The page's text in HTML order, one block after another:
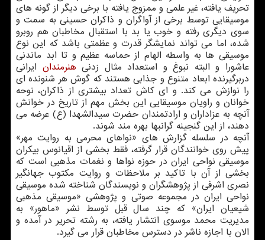
تحریف یافته، غیر علمی و ممزوج یافته با برخی دیگر از گونه های
موسیقایی توسط برخی از آواگران و ذاکران حسینی به سمت و
سوی دیگری رفته و خوب یا بد با استقبال مخاطبان هم روبرو
شده، اما می تواند نمایشگر قدرت و عظمتی باشد که این نوع
موسیقی ها به واسطه الهام از حماسه عظیم و تا ابد ماندنی
عاشورا و البته نبوغ و استعداد مثال زدنی هنرمندان ایرانی
دربرگیرنده ابعاد متنوع و جذابی هستند که گوش هر شنونده ای
را نوازش می کند. و ای کاش تعداد بیشتری از ذاکران، نوحه
خوانان و راویان موسیقایی این بخش مهم از تاریخ در خوانش
آنچه به عزاداران و ارادتمندان حضرت سیدالشهدا (ع) عرضه می
دهند، از این گنجینه گرانبها بهره مند شوند.
آنچه در سلسله گزارش های «نواهای محرمی به روایت مهر»
پیش روی خوانندگان قرار گرفته، فقط بخشی از اقیانوس بیکران
موسیقی نواحی ایران در حوزه نواها و نغمات مذهبی است که
بخشی از آن با تاکید بر ملاحظات و روایت مکتوب جهانگیر
نصری اشرفی از پژوهشگران و نویسندگان شناخته شده موسیقی
نواحی ایران در مجموعه صوتی و پژوهشی «موسیقی مذهبی
شیعیان ایران» که چند سال قبل توسط نشر «ماهور» به
مدیریت محمد موسوی انتشار یافته، به رشته تحریر در آمده و
الان با اجازه ناشر در دسترس مخاطبان قرار می گیرد.